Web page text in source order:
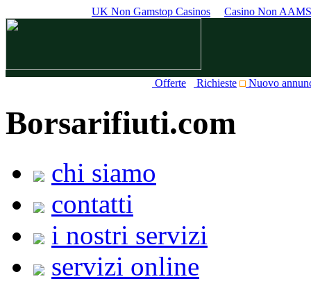
UK Non Gamstop Casinos Casino Non AAMS
Offerte Richieste Nuovo
Borsarifiuti.com
chi siamo
contatti
i nostri servizi
servizi online